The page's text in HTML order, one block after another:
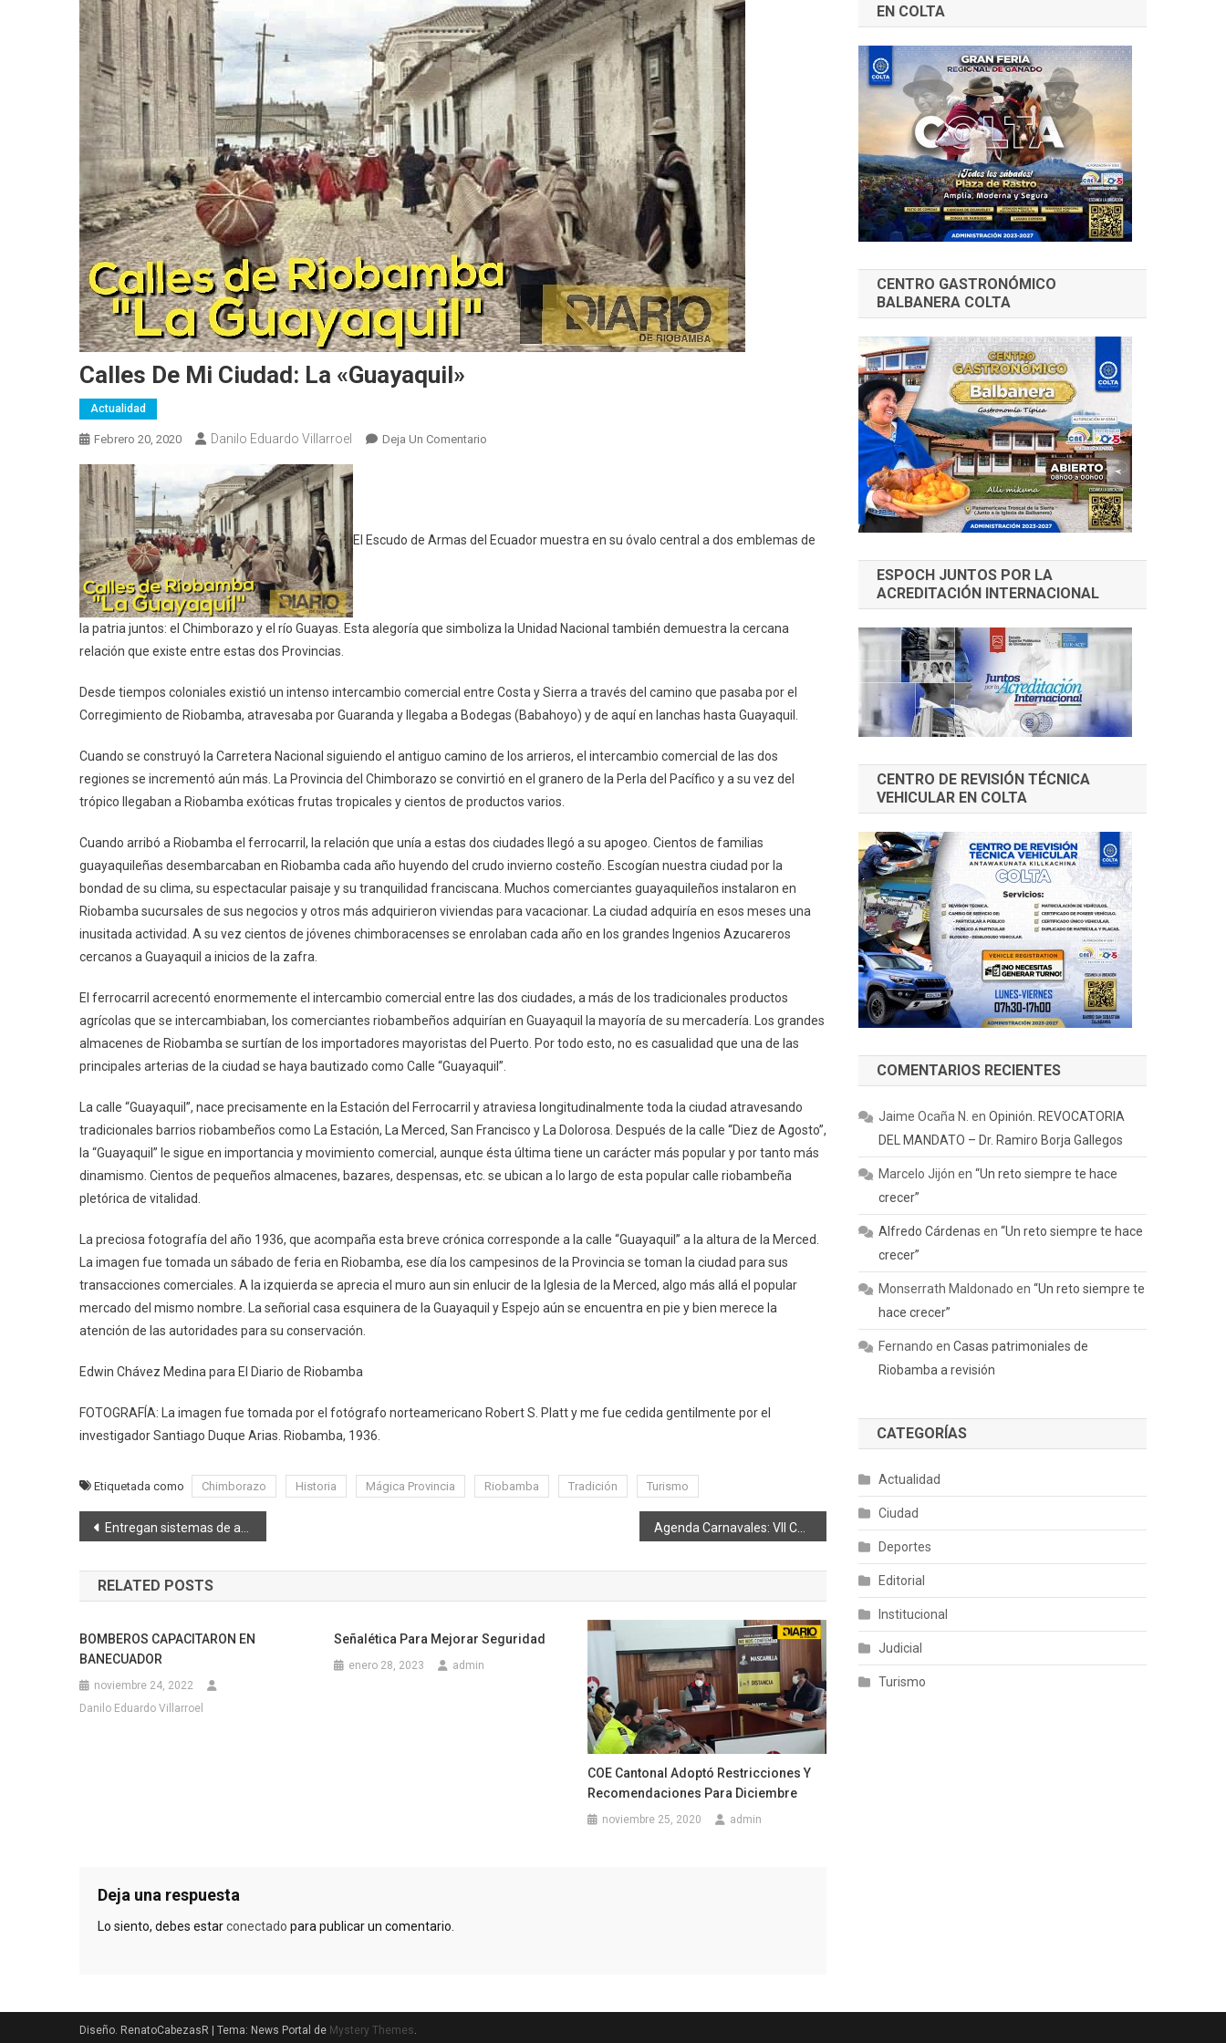
Calles De Mi Ciudad: La «Guayaquil»
Actualidad
Febrero 20, 2020 Danilo Eduardo Villarroel Deja Un Comentario
La
El Escudo de Armas del Ecuador muestra en su óvalo central a dos emblemas de
la patria juntos: el Chimborazo y el río Guayas. Esta alegoría que simboliza la Unidad Nacional también demuestra la cercana
relación que existe entre estas dos Provincias.
Desde tiempos coloniales existió un intenso intercambio comercial entre Costa y Sierra a través del camino que pasaba por el
Corregimiento de Riobamba, atravesaba por Guaranda y llegaba a Bodegas (Babahoyo) y de aquí en lanchas hasta Guayaquil.
Cuando se construyó la Carretera Nacional siguiendo el antiguo camino de los arrieros, el intercambio comercial de las dos
regiones se incrementó aún más. La Provincia del Chimborazo se convirtió en el granero de la Perla del Pacífico y a su vez del
trópico llegaban a Riobamba exóticas frutas tropicales y cientos de productos varios.
Cuando arribó a Riobamba el ferrocarril, la relación que unía a estas dos ciudades llegó a su apogeo. Cientos de familias
guayaquileñas desembarcaban en Riobamba cada año huyendo del crudo invierno costeño. Escogían nuestra ciudad por la
bondad de su clima, su espectacular paisaje y su tranquilidad franciscana. Muchos comerciantes guayaquileños instalaron en
Riobamba sucursales de sus negocios y otros más adquirieron viviendas para vacacionar. La ciudad adquiría en esos meses una
inusitada actividad. A su vez cientos de jóvenes chimboracenses se enrolaban cada año en los grandes Ingenios Azucareros
cercanos a Guayaquil a inicios de la zafra.
El ferrocarril acrecentó enormemente el intercambio comercial entre las dos ciudades, a más de los tradicionales productos
agrícolas que se intercambiaban, los comerciantes riobambeños adquirían en Guayaquil la mayoría de su mercadería. Los grandes
almacenes de Riobamba se surtían de los importadores mayoristas del Puerto. Por todo esto, no es casualidad que una de las
principales arterias de la ciudad se haya bautizado como Calle “Guayaquil”.
La calle “Guayaquil”, nace precisamente en la Estación del Ferrocarril y atraviesa longitudinalmente toda la ciudad atravesando
tradicionales barrios riobambeños como La Estación, La Merced, San Francisco y La Dolorosa. Después de la calle “Diez de Agosto”,
la “Guayaquil” le sigue en importancia y movimiento comercial, aunque ésta última tiene un carácter más popular y por tanto más
dinamismo. Cientos de pequeños almacenes, bazares, despensas, etc. se ubican a lo largo de esta popular calle riobambeña
pletórica de vitalidad.
La preciosa fotografía del año 1936, que acompaña esta breve crónica corresponde a la calle “Guayaquil” a la altura de la Merced.
La imagen fue tomada un sábado de feria en Riobamba, ese día los campesinos de la Provincia se toman la ciudad para sus
transacciones comerciales. A la izquierda se aprecia el muro aun sin enlucir de la Iglesia de la Merced, algo más allá el popular
mercado del mismo nombre. La señorial casa esquinera de la Guayaquil y Espejo aún se encuentra en pie y bien merece la
atención de las autoridades para su conservación.
Edwin Chávez Medina para El Diario de Riobamba
FOTOGRAFÍA: La imagen fue tomada por el fotógrafo norteamericano Robert S. Platt y me fue cedida gentilmente por el
investigador Santiago Duque Arias. Riobamba, 1936.
Etiquetada como Chimborazo Historia Mágica Provincia Riobamba Tradición Turismo
Navegación
de
entradas
Entregan sistemas de agua potable en tres comunidades de Guamote Agenda Carnavales: VII Concurso de Coplas de Carnaval
RELATED POSTS
BOMBEROS CAPACITARON EN
BANECUADOR
noviembre 24, 2022
Danilo Eduardo Villarroel
Señalética Para Mejorar Seguridad
enero 28, 2023 admin
COE Cantonal Adoptó Restricciones Y
Recomendaciones Para Diciembre
noviembre 25, 2020 admin
Deja una respuesta
Lo siento, debes estarconectado para publicar un comentario.
EN COLTA
CENTRO GASTRONÓMICO
BALBANERA COLTA
ESPOCH JUNTOS POR LA
ACREDITACIÓN INTERNACIONAL
CENTRO DE REVISIÓN TÉCNICA
VEHICULAR EN COLTA
COMENTARIOS RECIENTES
Jaime Ocaña N. enOpinión. REVOCATORIA
DEL MANDATO – Dr. Ramiro Borja Gallegos
Marcelo Jijón en“Un reto siempre te hace
crecer”
Alfredo Cárdenas en“Un reto siempre te hace
crecer”
Monserrath Maldonado en“Un reto siempre te
hace crecer”
Fernando enCasas patrimoniales de
Riobamba a revisión
CATEGORÍAS
Actualidad
Ciudad
Deportes
Editorial
Institucional
Judicial
Turismo
Diseño. RenatoCabezasR Tema: News Portal de Mystery Themes.